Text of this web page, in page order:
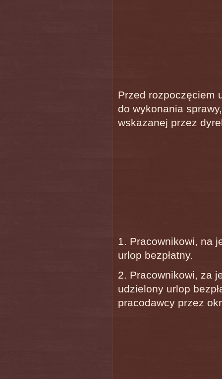
Przed rozpoczęciem
do wykonania
wskazanej przez
1. Pracownikowi, na
urlop bezpłatny.
2. Pracownikowi, za
udzielony urlop
pracodawcy przez